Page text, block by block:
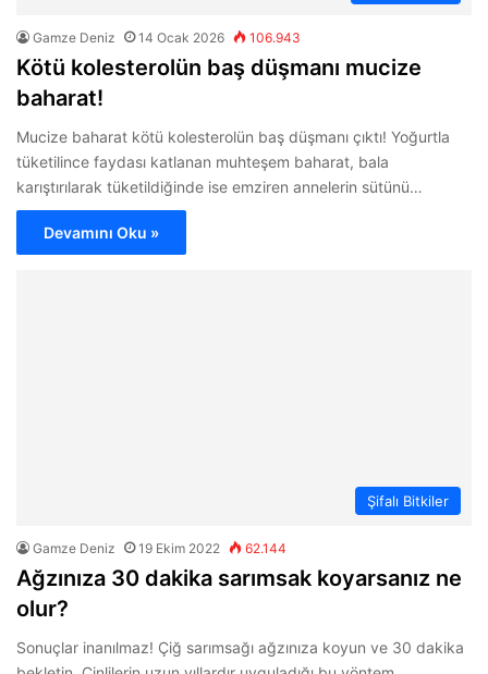
Gamze Deniz 14 Ocak 2026 106.943
Kötü kolesterolün baş düşmanı mucize
baharat!
Mucize baharat kötü kolesterolün baş düşmanı çıktı! Yoğurtla
tüketilince faydası katlanan muhteşem baharat, bala
karıştırılarak tüketildiğinde ise emziren annelerin sütünü…
Devamını Oku »
Şifalı Bitkiler
Gamze Deniz 19 Ekim 2022 62.144
Ağzınıza 30 dakika sarımsak koyarsanız ne
olur?
Sonuçlar inanılmaz! Çiğ sarımsağı ağzınıza koyun ve 30 dakika